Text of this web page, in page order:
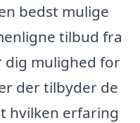
bedst mulige
tilbud fra
mulighed for
der tilbyder de
hvilken erfaring